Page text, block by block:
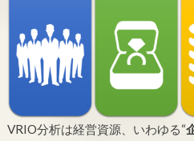
VRIO分析は経営資源、いわゆる“